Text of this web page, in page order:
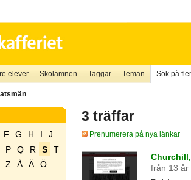
elever Skolämnen Taggar Teman Sök på
F G H I
J
P Q R S
T
Z Å Ä
Ö
3 träffar
Prenumerera på nya länkar
från 13 år